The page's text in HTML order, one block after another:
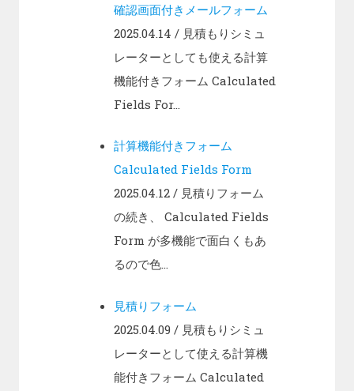
確認画面付きメールフォーム
2025.04.14 / 見積もりシミュ
レーターとしても使える計算
機能付きフォーム Calculated
Fields For...
計算機能付きフォーム
Calculated Fields Form
2025.04.12 / 見積りフォーム
の続き、 Calculated Fields
Form が多機能で面白くもあ
るので色...
見積りフォーム
2025.04.09 / 見積もりシミュ
レーターとして使える計算機
能付きフォーム Calculated